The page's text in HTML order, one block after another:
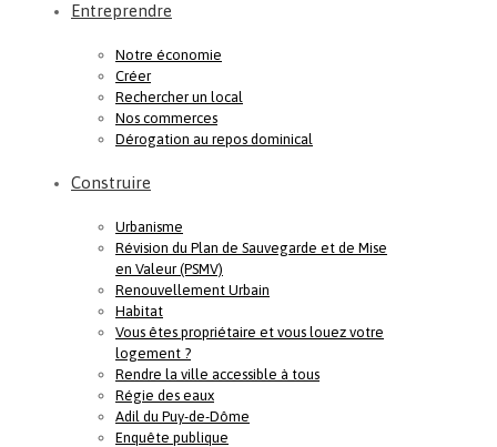
Entreprendre
Notre économie
Créer
Rechercher un local
Nos commerces
Dérogation au repos dominical
Construire
Urbanisme
Révision du Plan de Sauvegarde et de Mise
en Valeur (PSMV)
Renouvellement Urbain
Habitat
Vous êtes propriétaire et vous louez votre
logement ?
Rendre la ville accessible à tous
Régie des eaux
Adil du Puy-de-Dôme
Enquête publique